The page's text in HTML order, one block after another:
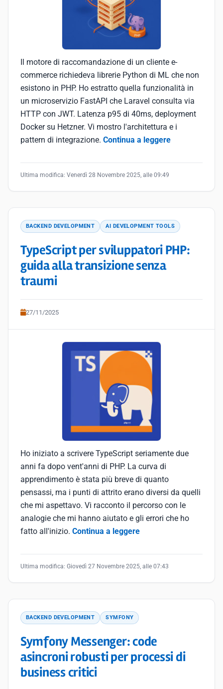
Il motore di raccomandazione di un cliente e-
commerce richiedeva librerie Python di ML che non
esistono in PHP. Ho estratto quella funzionalità in
un microservizio FastAPI che Laravel consulta via
HTTP con JWT. Latenza p95 di 40ms, deployment
Docker su Hetzner. Vi mostro l'architettura e i
pattern di integrazione. Continua a leggere
Ultima modifica: Venerdì 28 Novembre 2025, alle 09:49
BACKEND DEVELOPMENT AI DEVELOPMENT TOOLS
TypeScript per sviluppatori PHP:
guida alla transizione senza
traumi
27/11/2025
Ho iniziato a scrivere TypeScript seriamente due
anni fa dopo vent'anni di PHP. La curva di
apprendimento è stata più breve di quanto
pensassi, ma i punti di attrito erano diversi da quelli
che mi aspettavo. Vi racconto il percorso con le
analogie che mi hanno aiutato e gli errori che ho
fatto all'inizio. Continua a leggere
Ultima modifica: Giovedì 27 Novembre 2025, alle 07:43
BACKEND DEVELOPMENT SYMFONY
Symfony Messenger: code
asincroni robusti per processi di
business critici